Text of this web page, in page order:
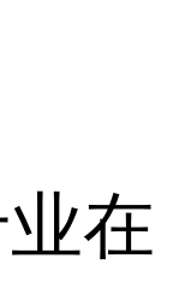
在